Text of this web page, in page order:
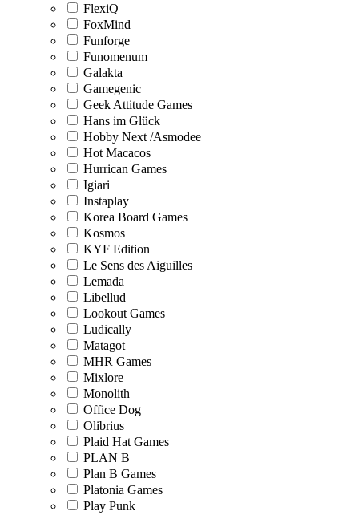
FlexiQ
FoxMind
Funforge
Funomenum
Galakta
Gamegenic
Geek Attitude Games
Hans im Glück
Hobby Next /Asmodee
Hot Macacos
Hurrican Games
Igiari
Instaplay
Korea Board Games
Kosmos
KYF Edition
Le Sens des Aiguilles
Lemada
Libellud
Lookout Games
Ludically
Matagot
MHR Games
Mixlore
Monolith
Office Dog
Olibrius
Plaid Hat Games
PLAN B
Plan B Games
Platonia Games
Play Punk